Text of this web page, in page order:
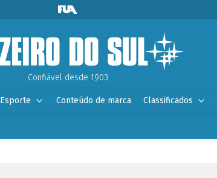
Confiável desde 1903.
Esporte Conteúdo de marca Classificados